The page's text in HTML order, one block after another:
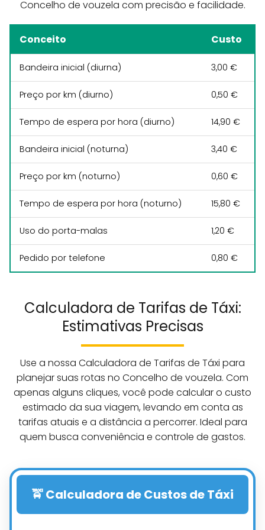
Concelho de vouzela com precisão e facilidade.
Conceito Custo
Bandeira inicial (diurna) 3,00 €
Preço por km (diurno) 0,50 €
Tempo de espera por hora (diurno) 14,90 €
Bandeira inicial (noturna) 3,40 €
Preço por km (noturno) 0,60 €
Tempo de espera por hora (noturno) 15,80 €
Uso do porta-malas 1,20 €
Pedido por telefone 0,80 €
Calculadora de Tarifas de Táxi:
Estimativas Precisas
Use a nossa Calculadora de Tarifas de Táxi para
planejar suas rotas no Concelho de vouzela. Com
apenas alguns cliques, você pode calcular o custo
estimado da sua viagem, levando em conta as
tarifas atuais e a distância a percorrer. Ideal para
quem busca conveniência e controle de gastos.
🚖 Calculadora de Custos de Táxi